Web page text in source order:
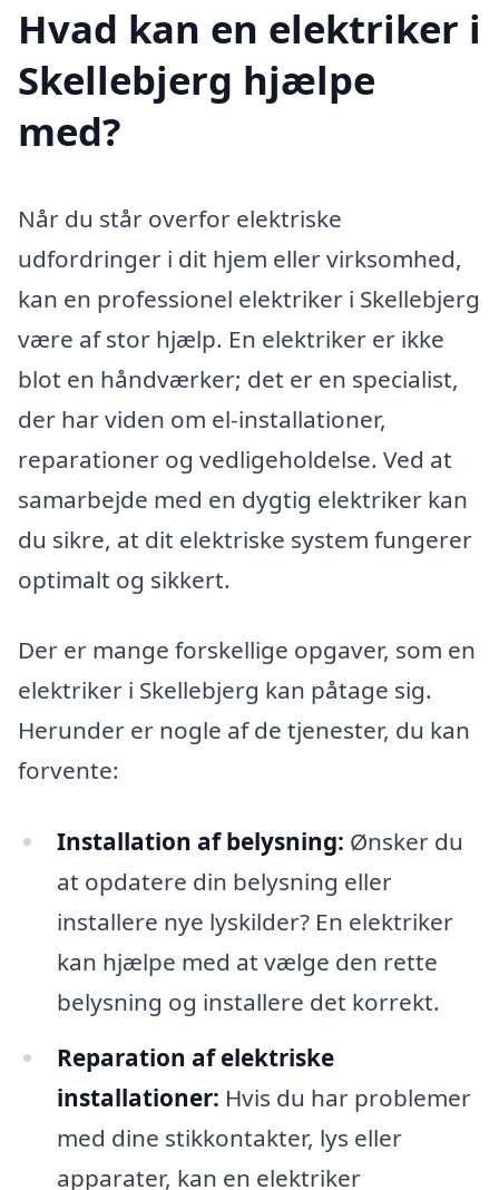
Hvad kan en elektriker i
Skellebjerg hjælpe
med?
Når du står overfor elektriske
udfordringer i dit hjem eller virksomhed,
kan en professionel elektriker i Skellebjerg
være af stor hjælp. En elektriker er ikke
blot en håndværker; det er en specialist,
der har viden om el-installationer,
reparationer og vedligeholdelse. Ved at
samarbejde med en dygtig elektriker kan
du sikre, at dit elektriske system fungerer
optimalt og sikkert.
Der er mange forskellige opgaver, som en
elektriker i Skellebjerg kan påtage sig.
Herunder er nogle af de tjenester, du kan
forvente:
Installation af belysning: Ønsker du
at opdatere din belysning eller
installere nye lyskilder? En elektriker
kan hjælpe med at vælge den rette
belysning og installere det korrekt.
Reparation af elektriske
installationer: Hvis du har problemer
med dine stikkontakter, lys eller
apparater, kan en elektriker